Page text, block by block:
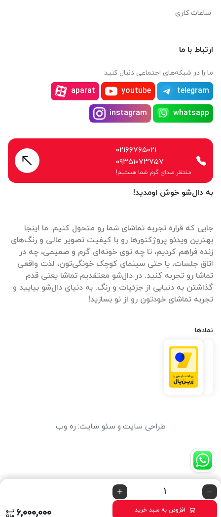
افزودن به سبد خرید 6,000,000
به دال‌شو خوش اومدید!
جایی که قراره تجربه تماشای شما رو متحول کنیم. ما اینجا
بهترین ویدئو پروژکتورها رو با کیفیت تصویر عالی و رنگ‌های
زنده فراهم کردیم، تا چه توی خونه‌ای گرم و صمیمی، چه در
اتاق جلسات، یا حتی سینمای کوچک خونگی‌تون، لذت واقعی
تماشا رو تجربه کنید. در دال‌شو معتقدیم تماشا یعنی قدم
گذاشتن به دنیایی از جزئیات و رنگ. به دنیای دال‌شو بیایید و
تجربه تماشای خودتون رو از نو بسازید!
نمادها
ساعات کاری
ارتباط با ما
ما را در شبکه‌های اجتماعی دنبال کنید
telegram
youtube
aparat
whatsapp
instagram
۰۲۱۶۶۷۶۵۰۲۱
۰۹۳۵۱۰۷۳۷۵۷
منتظر صدای گرم شما هستیم!
طراحی سایت و سئو سایت: ره وب